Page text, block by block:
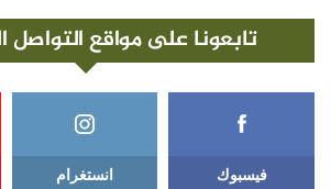
تابعونا على مواقع التواصل
فيسبوك انستغرام